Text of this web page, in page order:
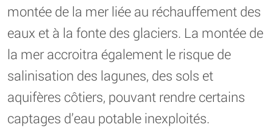
montée de la mer liée au réchauffement des
eaux et à la fonte des glaciers. La montée de
la mer accroitra également le risque de
salinisation des lagunes, des sols et
aquifères côtiers, pouvant rendre certains
captages d’eau potable inexploités.